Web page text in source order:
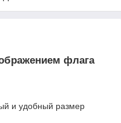
флага
и удобный размер